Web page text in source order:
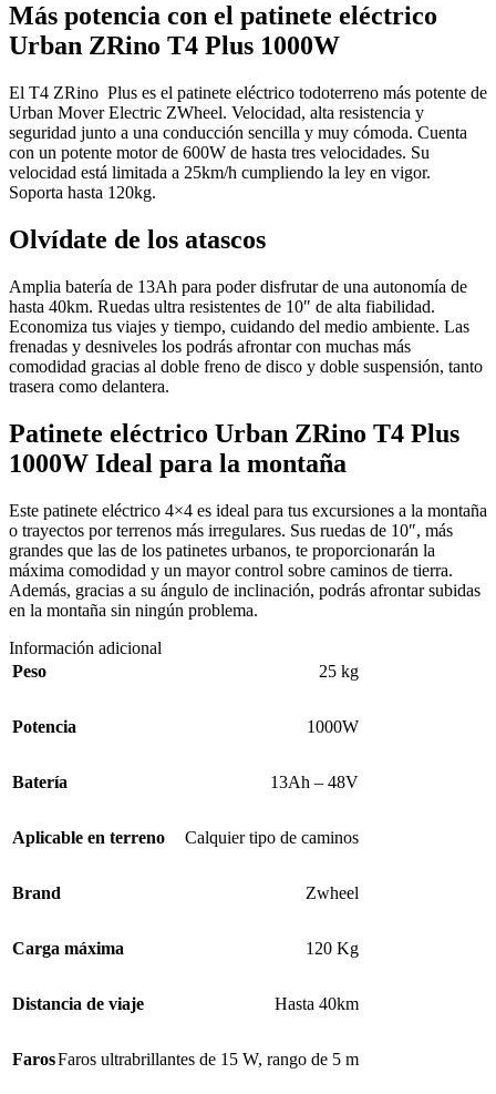
Más potencia con el patinete eléctrico
Urban ZRino T4 Plus 1000W
El T4 ZRino Plus es el patinete eléctrico todoterreno más potente de
Urban Mover Electric ZWheel. Velocidad, alta resistencia y
seguridad junto a una conducción sencilla y muy cómoda. Cuenta
con un potente motor de 600W de hasta tres velocidades. Su
velocidad está limitada a 25km/h cumpliendo la ley en vigor.
Soporta hasta 120kg.
Olvídate de los atascos
Amplia batería de 13Ah para poder disfrutar de una autonomía de
hasta 40km. Ruedas ultra resistentes de 10″ de alta fiabilidad.
Economiza tus viajes y tiempo, cuidando del medio ambiente. Las
frenadas y desniveles los podrás afrontar con muchas más
comodidad gracias al doble freno de disco y doble suspensión, tanto
trasera como delantera.
Patinete eléctrico Urban ZRino T4 Plus
1000W Ideal para la montaña
Este patinete eléctrico 4×4 es ideal para tus excursiones a la montaña
o trayectos por terrenos más irregulares. Sus ruedas de 10″, más
grandes que las de los patinetes urbanos, te proporcionarán la
máxima comodidad y un mayor control sobre caminos de tierra.
Además, gracias a su ángulo de inclinación, podrás afrontar subidas
en la montaña sin ningún problema.
Información adicional
Peso
25 kg
Potencia 1000W
Batería 13Ah – 48V
Aplicable en terreno Calquier tipo de caminos
Brand Zwheel
Carga máxima 120 Kg
Distancia de viaje Hasta 40km
FarosFaros ultrabrillantes de 15 W, rango de 5 m